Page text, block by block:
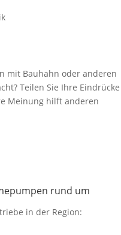
mit Bauhahn oder anderen
Teilen Sie Ihre Eindrücke
Meinung hilft anderen
rund um
in der Region: